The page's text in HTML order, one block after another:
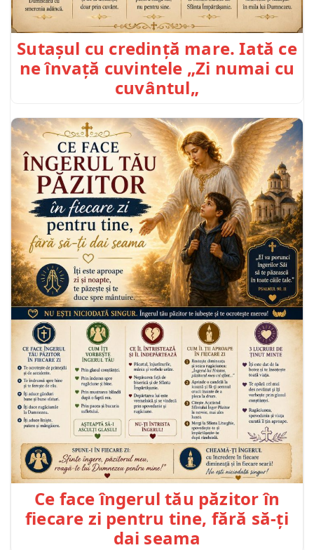
Sutașul cu credință mare. Iată ce
ne învață cuvintele „Zi numai cu
cuvântul„
Ce face îngerul tău păzitor în
fiecare zi pentru tine, fără să-ți
dai seama